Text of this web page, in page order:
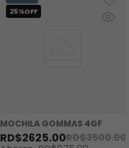
MOCHILA GOMMAS 4GF
RD$2625.00RD$3500.00